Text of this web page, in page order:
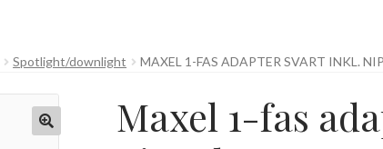
Spotlight/downlight MAXEL 1-FAS ADAPTER SVART INKL.
Maxel 1-fas